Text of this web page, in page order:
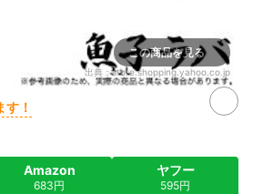
この商品を見る
出典：store.shopping.yahoo.co.jp
！
Amazon
683円
ヤフー
595円